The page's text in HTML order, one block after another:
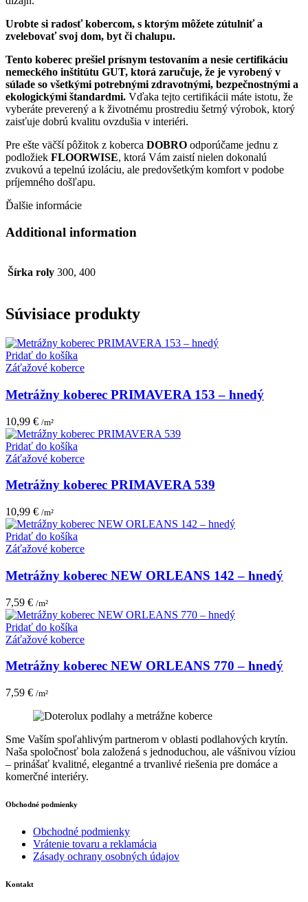
Urobte si radosť kobercom, s ktorým môžete zútulniť a
zvelebovať svoj dom, byt či chalupu.
Tento koberec prešiel prísnym testovaním a nesie certifikáciu
nemeckého inštitútu GUT, ktorá zaručuje, že je vyrobený v
súlade so všetkými potrebnými zdravotnými, bezpečnostnými a
ekologickými štandardmi. Vďaka tejto certifikácii máte istotu, že
vyberáte preverený a k životnému prostrediu šetrný výrobok, ktorý
zaisťuje dobrú kvalitu ovzdušia v interiéri.
Pre ešte väčší pôžitok z koberca DOBRO odporúčame jednu z
podložiek FLOORWISE, ktorá Vám zaistí nielen dokonalú
zvukovú a tepelnú izoláciu, ale predovšetkým komfort v podobe
príjemného došľapu.
Ďalšie informácie
Additional information
Šírka roly 300, 400
Súvisiace produkty
Pridať do košíka
Záťažové koberce
Metrážny koberec PRIMAVERA 153 – hnedý
10,99 € /m²
Pridať do košíka
Záťažové koberce
Metrážny koberec PRIMAVERA 539
10,99 € /m²
Pridať do košíka
Záťažové koberce
Metrážny koberec NEW ORLEANS 142 – hnedý
7,59 € /m²
Pridať do košíka
Záťažové koberce
Metrážny koberec NEW ORLEANS 770 – hnedý
7,59 € /m²
Sme Vaším spoľahlivým partnerom v oblasti podlahových krytín.
Naša spoločnosť bola založená s jednoduchou, ale vášnivou víziou
– prinášať kvalitné, elegantné a trvanlivé riešenia pre domáce a
komerčné interiéry.
Obchodné podmienky
Obchodné podmienky
Vrátenie tovaru a reklamácia
Zásady ochrany osobných údajov
Kontakt